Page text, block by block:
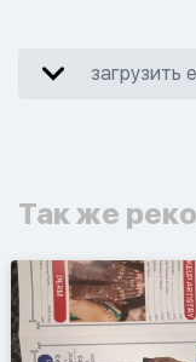
загрузить
Так же